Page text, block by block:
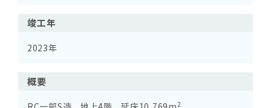
竣工年
2023年
概要
2